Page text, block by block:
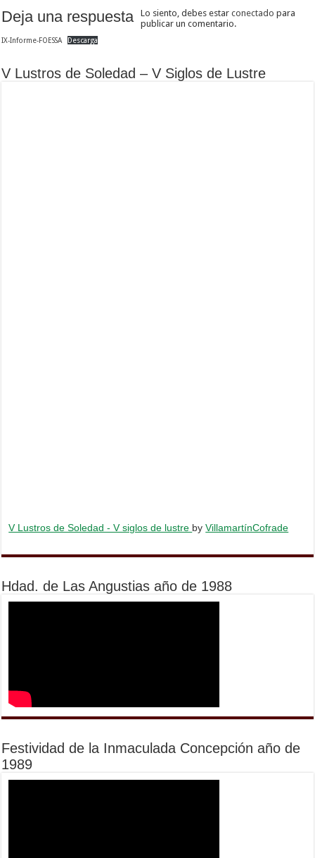
Deja una respuesta Lo siento, debes estarconectado para
publicar un comentario.
IX-Informe-FOESSA Descarga
V Lustros de Soledad – V Siglos de Lustre
V Lustros de Soledad - V siglos de lustre byVillamartínCofrade
Hdad. de Las Angustias año de 1988
Festividad de la Inmaculada Concepción año de
1989